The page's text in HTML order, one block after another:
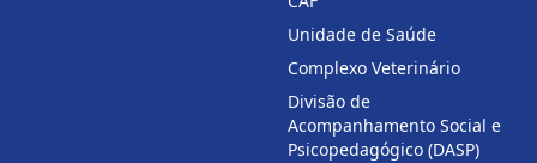
Unidade de Saúde
Complexo Veterinário
Divisão de
Acompanhamento Social e
Psicopedagógico (DASP)